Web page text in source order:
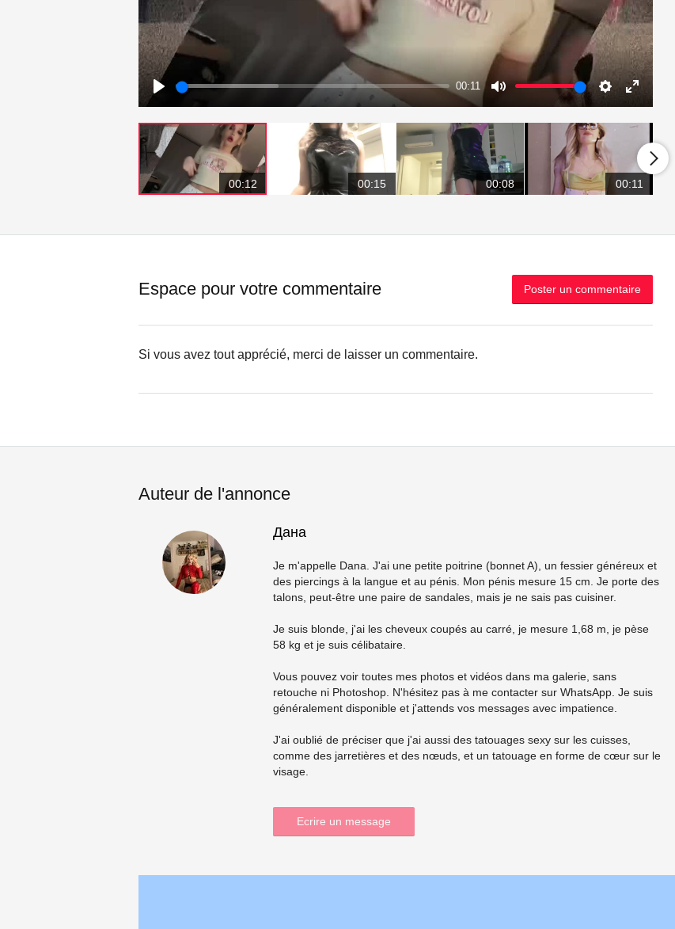
00:11
fullscreen
00:12 00:15 00:08 00:11
Espace pour votre commentaire Poster un commentaire
Si vous avez tout apprécié, merci de laisser un commentaire.
Auteur de l'annonce
Дана
Je m'appelle Dana. J'ai une petite poitrine (bonnet A), un fessier généreux et
des piercings à la langue et au pénis. Mon pénis mesure 15 cm. Je porte des
talons, peut-être une paire de sandales, mais je ne sais pas cuisiner.
Je suis blonde, j'ai les cheveux coupés au carré, je mesure 1,68 m, je pèse
58 kg et je suis célibataire.
Vous pouvez voir toutes mes photos et vidéos dans ma galerie, sans
retouche ni Photoshop. N'hésitez pas à me contacter sur WhatsApp. Je suis
généralement disponible et j'attends vos messages avec impatience.
J'ai oublié de préciser que j'ai aussi des tatouages sexy sur les cuisses,
comme des jarretières et des nœuds, et un tatouage en forme de cœur sur le
visage.
Ecrire un message